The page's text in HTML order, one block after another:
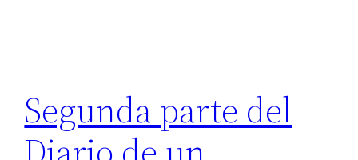
Segunda parte del